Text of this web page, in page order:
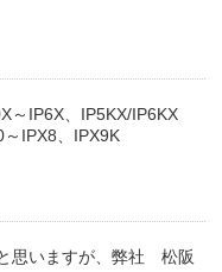
IP6X、IP5KX/IP6KX
、IPX9K
思いますが、弊社 松阪